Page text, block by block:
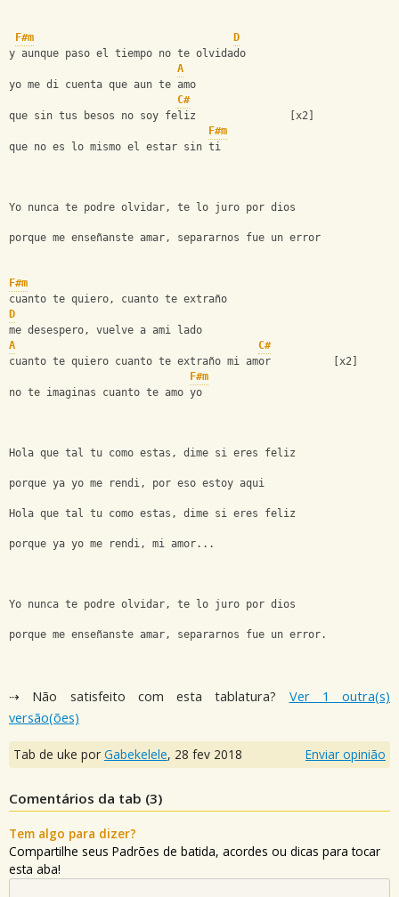
F#m
D
y aunque paso el tiempo no te olvidado
A
yo me di cuenta que aun te amo
C#
que sin tus besos no soy feliz               [x2]
F#m
que no es lo mismo el estar sin ti
Yo nunca te podre olvidar, te lo juro por dios
porque me enseñanste amar, separarnos fue un error
F#m
cuanto te quiero, cuanto te extraño
D
me desespero, vuelve a ami lado
A
C#
cuanto te quiero cuanto te extraño mi amor          [x2]
F#m
no te imaginas cuanto te amo yo
Hola que tal tu como estas, dime si eres feliz
porque ya yo me rendi, por eso estoy aqui
Hola que tal tu como estas, dime si eres feliz
porque ya yo me rendi, mi amor...
Yo nunca te podre olvidar, te lo juro por dios
porque me enseñanste amar, separarnos fue un error.
⇢ Não satisfeito com esta tablatura? Ver 1 outra(s)
versão(ões)
Tab de uke por Gabekelele, 28 fev 2018 Enviar opinião
Comentários da tab (3)
Tem algo para dizer?
Compartilhe seus Padrões de batida, acordes ou dicas para tocar
esta aba!